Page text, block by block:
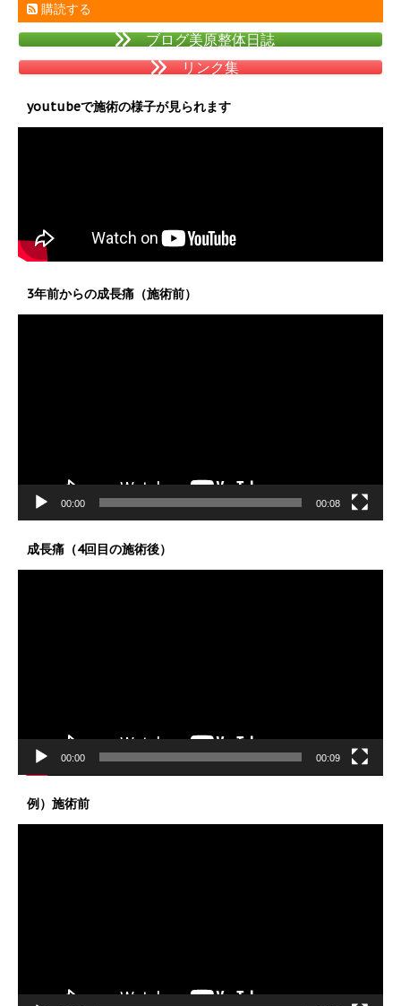
購読する
ブログ美原整体日誌
リンク集
youtubeで施術の様子が見られます
3年前からの成長痛（施術前）
00:00 00:08
成長痛（4回目の施術後）
00:00 00:09
例）施術前